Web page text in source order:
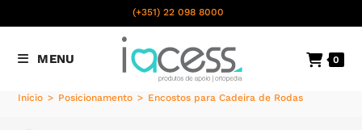
(+351) 22 098 8000
nacional
MENU 0
Início > Posicionamento > Encostos para Cadeira de Rodas